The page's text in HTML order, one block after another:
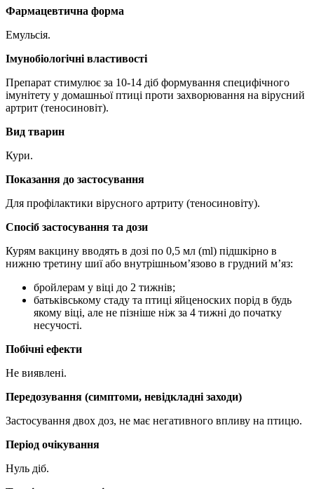
Фармацевтична форма
Емульсія.
Імунобіологічні властивості
Препарат стимулює за 10-14 діб формування специфічного
імунітету у домашньої птиці проти захворювання на вірусний
артрит (теносиновіт).
Вид тварин
Кури.
Показання до застосування
Для профілактики вірусного артриту (теносиновіту).
Спосіб застосування та дози
Курям вакцину вводять в дозі по 0,5 мл (ml) підшкірно в
нижню третину шиї або внутрішньом’язово в грудний м’яз:
бройлерам у віці до 2 тижнів;
батьківському стаду та птиці яйценоских порід в будь
якому віці, але не пізніше ніж за 4 тижні до початку
несучості.
Побічні ефекти
Не виявлені.
Передозування (симптоми, невідкладні заходи)
Застосування двох доз, не має негативного впливу на птицю.
Період очікування
Нуль діб.